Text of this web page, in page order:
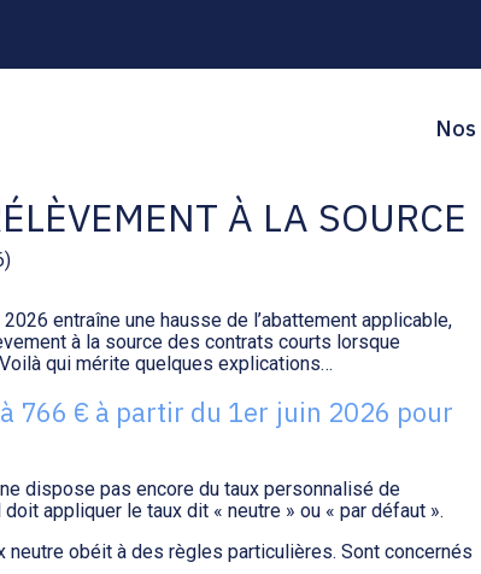
À LA SOURCE
entraîne une hausse de l’abattement applicable,
à la source des contrats courts lorsque
qui mérite quelques explications…
766 € à partir du 1er juin 2026 pour
dispose pas encore du taux personnalisé de
appliquer le taux dit « neutre » ou « par défaut ».
neutre obéit à des règles particulières. Sont concernés